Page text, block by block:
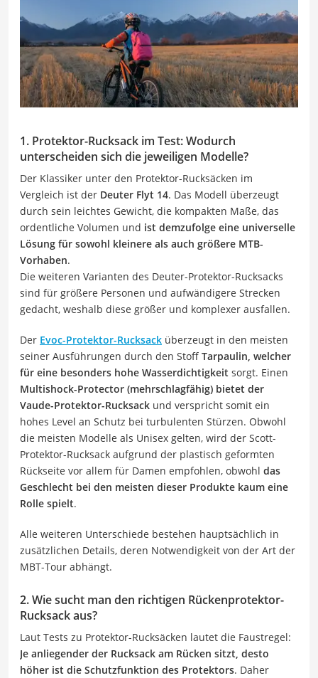
1. Protektor-Rucksack im Test: Wodurch
unterscheiden sich die jeweiligen Modelle?
Der Klassiker unter den Protektor-Rucksäcken im
Vergleich ist der Deuter Flyt 14. Das Modell überzeugt
durch sein leichtes Gewicht, die kompakten Maße, das
ordentliche Volumen und ist demzufolge eine universelle
Lösung für sowohl kleinere als auch größere MTB-
Vorhaben.
Die weiteren Varianten des Deuter-Protektor-Rucksacks
sind für größere Personen und aufwändigere Strecken
gedacht, weshalb diese größer und komplexer ausfallen.
Der Evoc-Protektor-Rucksack überzeugt in den meisten
seiner Ausführungen durch den Stoff Tarpaulin, welcher
für eine besonders hohe Wasserdichtigkeit sorgt. Einen
Multishock-Protector (mehrschlagfähig) bietet der
Vaude-Protektor-Rucksack und verspricht somit ein
hohes Level an Schutz bei turbulenten Stürzen. Obwohl
die meisten Modelle als Unisex gelten, wird der Scott-
Protektor-Rucksack aufgrund der plastisch geformten
Rückseite vor allem für Damen empfohlen, obwohl das
Geschlecht bei den meisten dieser Produkte kaum eine
Rolle spielt.
Alle weiteren Unterschiede bestehen hauptsächlich in
zusätzlichen Details, deren Notwendigkeit von der Art der
MBT-Tour abhängt.
2. Wie sucht man den richtigen Rückenprotektor-
Rucksack aus?
Laut Tests zu Protektor-Rucksäcken lautet die Faustregel:
Je anliegender der Rucksack am Rücken sitzt, desto
höher ist die Schutzfunktion des Protektors. Daher